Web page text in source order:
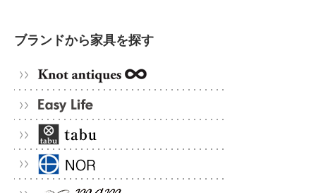
ブランドから家具を探す